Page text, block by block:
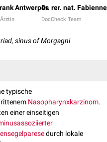
AntwerpesDr. rer. nat.
DocCheck Team
sinus of Morgagni
typische
Nasopharynxkarzinom.
einer einseitigen
durch lokale